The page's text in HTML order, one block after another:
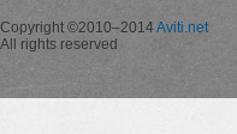
Copyright ©2010–2014Aviti.net
All rights reserved